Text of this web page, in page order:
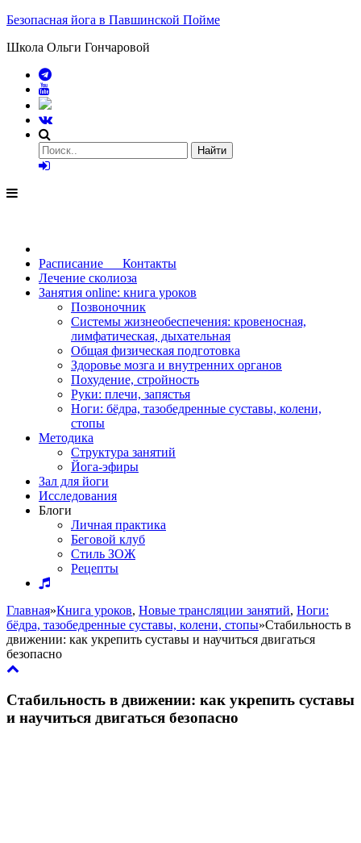
Безопасная йога в Павшинской Пойме
Школа Ольги Гончаровой
Расписание Контакты
Лечение сколиоза
Занятия online: книга уроков
Позвоночник
Системы жизнеобеспечения: кровеносная,
лимфатическая, дыхательная
Общая физическая подготовка
Здоровье мозга и внутренних органов
Похудение, стройность
Руки: плечи, запястья
Ноги: бёдра, тазобедренные суставы, колени,
стопы
Методика
Структура занятий
Йога-эфиры
Зал для йоги
Исследования
Блоги
Личная практика
Беговой клуб
Стиль ЗОЖ
Рецепты
Главная»Книга уроков, Новые трансляции занятий, Ноги:
бёдра, тазобедренные суставы, колени, стопы»Стабильность в
движении: как укрепить суставы и научиться двигаться
безопасно
Стабильность в движении: как укрепить суставы
и научиться двигаться безопасно